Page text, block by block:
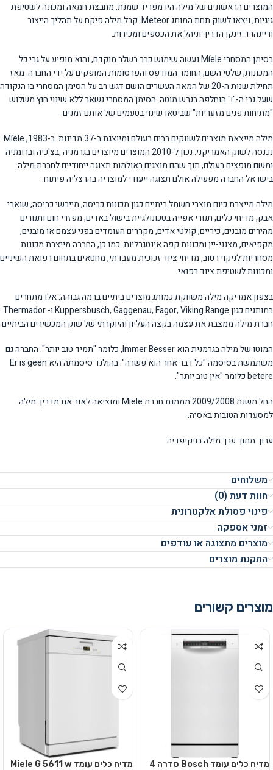
המוצרים הראשונים של מילה היו מפריד שמנת, מחבצת חמאה ומכונה לשטיפת
גיגיות, ויצאו לשוק תחת המותג Meteor. קרל מילה פיקח על תהליך הייצור
וריינהרד זינקן הדריך וניהל את הכספים ומכירות.
בסימן המסחרי Míele נעשה שימוש כבר בשלב מוקדם, והוא מופיע על גבי כל
המכונות, שלטי השם, החומר המודפס והפרסומות המופקים על ידי החברה. מאז
תחילת שנות ה-20 של המאה העשרים הושם דגש רב על הסימן המסחרי בו הנקודה
שעל גבי ה-"i" הוחלפה בגרש מוטה. הסימן המסחרי נשאר ללא שינוי חוץ משלוש
"מתיחות פנים מזעריות" שביטאו שינוי בטעמים של אותם זמנים.
מילה מייצאת מוצרים לשווקים רבים בעולם ומיוצגת ב-37 מדינות. ב-1983, Míele
נכנסה לשוק האמריקני. נכון ל-2010 המוצרים מיוצרים בגרמניה ,בצ'כיה וברומניה
ומשם מופצים בעולם, תוך שהם מוצגים באולמות תצוגה ייחודיים לחברת מילה.
בישראל החברה מפעילה אולם תצוגה ייעודי למוצריה בהרצליה פיתוח.
מילה מייצרת כיום מוצרי חשמל ביתיים כגון מכונות כביסה, מייבשי כביסה, שואבי
אבק, מדיחי כלים, תנורי אפייה בטכונולגיית בישול באדים, מפזרי חום ותנורים
מהירים מובנים, כיריים, קולטי אדים, מקררים העומדים בפני עצמם או מובנים,
מקפיאים, מצנני-יין ומכונות קפה אינטגרליות. כמו כן, החברה מייצרת מכונות
מסחריות לניקוי רטוב, מדיחי ציוד זכוכית מעבדתי, מחטאים בתחום רפואת השיניים
ומכונות לשטיפת ציוד רפואי.
בצפון אמריקה מילה משווקת כמותג מוצרים ביתיים ברמה גבוהה. אלו מתחרים
במותגים כגון Kuppersbusch, Gaggenau, Fagor, Viking Range ו- Thermador.
חברת מילה ממצבת את עצמה בקצה העליון והיוקרתי של שוק המכשירים הביתיים.
המוטו של מילה בגרמנית הוא Immer Besser, כלומר "תמיד טוב יותר". החברה גם
משתמשת בסיסמה "כל דבר אחר הוא פשרה". בהולנד סיסמתה היא Er is geen
betere כלומר "אין טוב יותר".
החל משנת 2009/2008 מממנת חברת Miele ומוציאה לאור את מדריך מילה
למסעדות הטובות באסיה.
ערוך מתוך ערך מילה בויקיפדיה
משלוחים
חוות דעת (0)
פינוי פסולת אלקטרונית
זמני אספקה
מוצרים מתצוגה או עודפים
התקנת מוצרים
מוצרים קשורים
מדיח כלים עומד Bosch סדרה 4
מדיח כלים עומד Miele G 5611 w